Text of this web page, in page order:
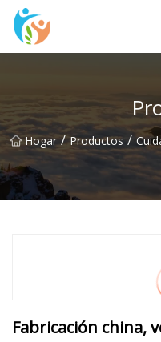
Hogar / Productos /
Fabricación china,